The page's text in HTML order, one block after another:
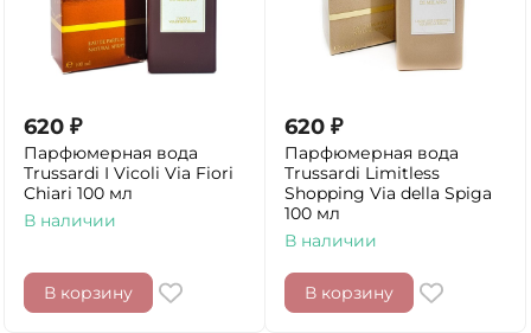
620 ₽
Парфюмерная вода
Trussardi I Vicoli Via Fiori
Chiari 100 мл
В наличии
В корзину
620 ₽
Парфюмерная вода
Trussardi Limitless
Shopping Via della Spiga
100 мл
В наличии
В корзину